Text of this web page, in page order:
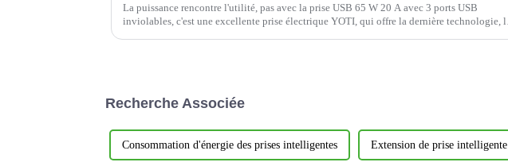
La puissance rencontre l'utilité, pas avec la prise USB 65 W 20 A avec 3 ports USB
inviolables, c'est une excellente prise électrique YOTI, qui offre la dernière technologie, la
Recherche Associée
Consommation d'énergie des prises intelligentes Extension de prise intelligente